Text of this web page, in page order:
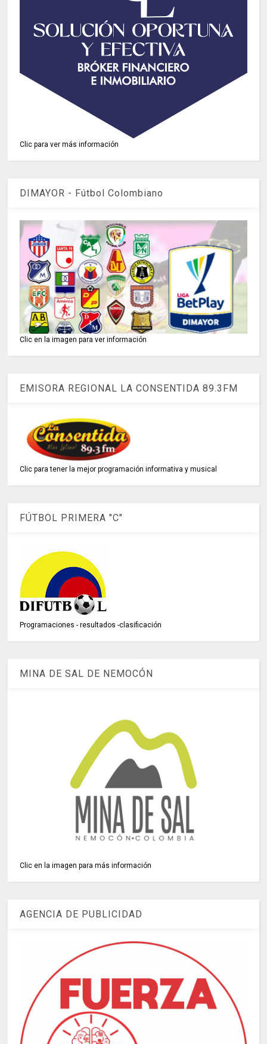
Clic para ver más información
DIMAYOR - Fútbol Colombiano
Clic en la imagen para ver información
EMISORA REGIONAL LA CONSENTIDA 89.3FM
Clic para tener la mejor programación informativa y musical
FÚTBOL PRIMERA "C"
Programaciones - resultados -clasificación
MINA DE SAL DE NEMOCÓN
Clic en la imagen para más información
AGENCIA DE PUBLICIDAD